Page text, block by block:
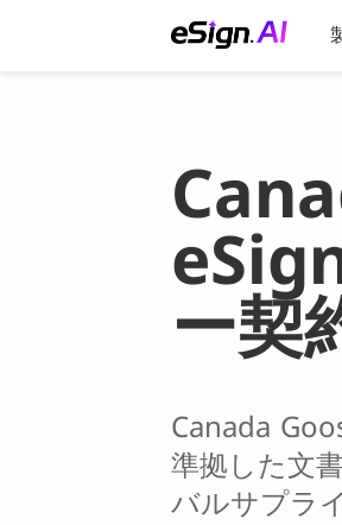
ー契
Canada
準拠した文
バルサプラ